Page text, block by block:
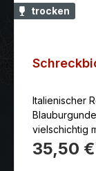
trocken
Italienischer
vielschichtig
Finale. Hohes
35,50 €